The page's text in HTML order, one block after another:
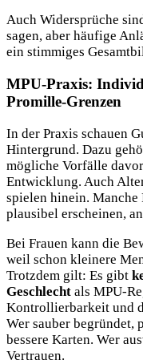
Auch Widersprüche
sagen, aber häufige
ein stimmiges
MPU-Praxis:
Promille-Grenzen
In der Praxis schauen
Hintergrund. Dazu
mögliche Vorfälle
Entwicklung. Auch
spielen hinein.
plausibel erscheinen,
Bei Frauen kann die
weil schon kleinere
Trotzdem gilt: Es gibt
Geschlecht als MPU-
Kontrollierbarkeit und
Wer sauber begründet,
bessere Karten. Wer
Vertrauen.